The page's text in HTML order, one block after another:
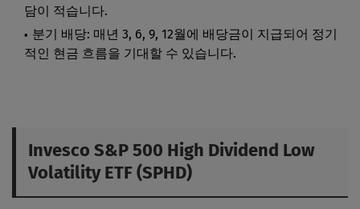
담이 적습니다.
분기 배당: 매년 3, 6, 9, 12월에 배당금이 지급되어 정기
적인 현금 흐름을 기대할 수 있습니다.
Invesco S&P 500 High Dividend Low
Volatility ETF (SPHD)